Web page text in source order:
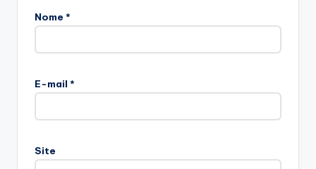
Nome *
E-mail *
Site